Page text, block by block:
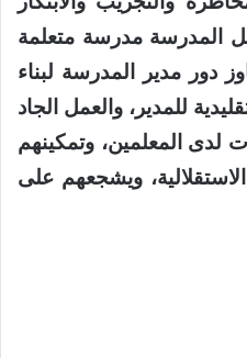
المدرسة مدرسة متعلمة
دور مدير المدرسة لبناء
للمدير، والعمل الجاد
لدى المعلمين، وتمكينهم
ويشجعهم على